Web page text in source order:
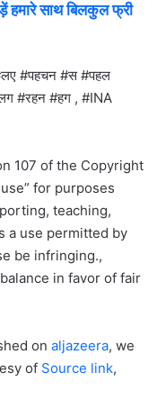
हमारे साथ बिलकुल फ्री
#पहचन #स #पहल
#रहन #हग , #INA
107 of the Copyright
for purposes
teaching,
a use permitted by
be infringing.,
in favor of fair
on aljazeera, we
of Source link,